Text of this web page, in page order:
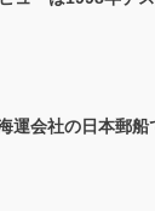
会社の日本郵船